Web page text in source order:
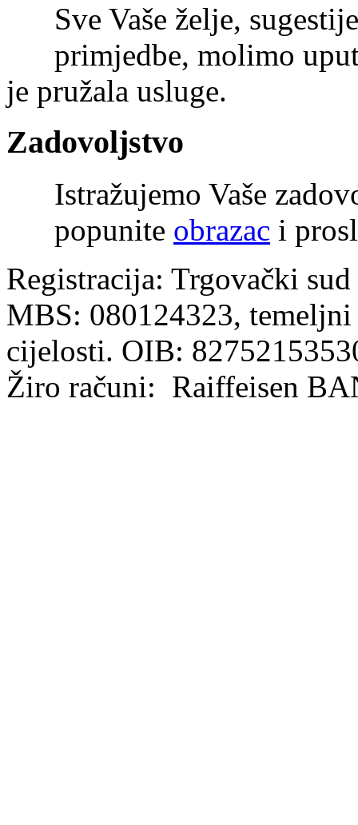
Sve Vaše želje,
primjedbe, molimo
je pružala usluge.
Zadovoljstvo
Istražujemo Vaše
popunite obrazac i
Registracija: Trgovački
MBS: 080124323,
cijelosti. OIB:
Žiro računi: Raiffeisen